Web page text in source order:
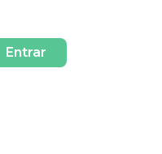
Entrar